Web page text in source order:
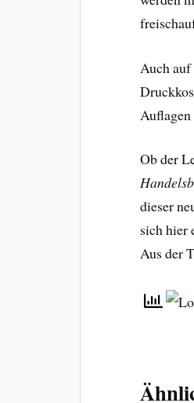
Auch
Auflagen
Ob der
dieser
sich hier
Aus der